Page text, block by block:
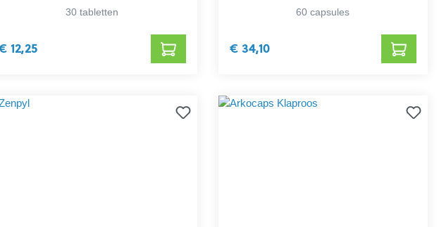
30 tabletten
12,25
60 capsules
€ 34,10